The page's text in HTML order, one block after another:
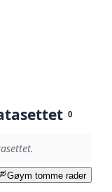
0
Gøym tomme rader